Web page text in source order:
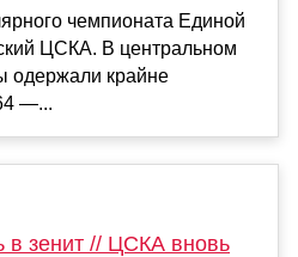
чемпионата Единой
ЦСКА. В центральном
одержали крайне
—...
в зенит // ЦСКА вновь